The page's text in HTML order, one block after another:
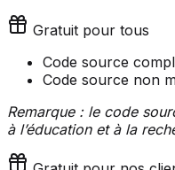
Gratuit pour tous
Code source
Code source non
Remarque : le code
à l’éducation et à la